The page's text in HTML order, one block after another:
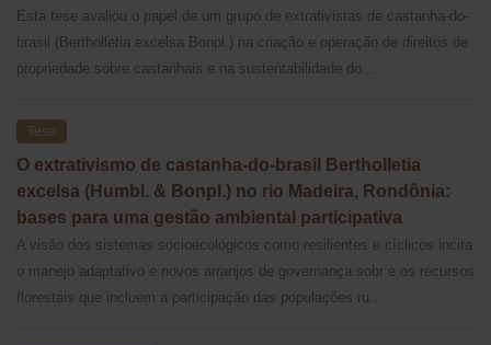
Esta tese avaliou o papel de um grupo de extrativistas de castanha-do-
brasil (Bertholletia excelsa Bonpl.) na criação e operação de direitos de
propriedade sobre castanhais e na sustentabilidade do...
Tese
O extrativismo de castanha-do-brasil Bertholletia
excelsa (Humbl. & Bonpl.) no rio Madeira, Rondônia:
bases para uma gestão ambiental participativa
A visão dos sistemas socioecológicos como resilientes e cíclicos incita
o manejo adaptativo e novos arranjos de governança sobr e os recursos
florestais que incluem a participação das populações ru...